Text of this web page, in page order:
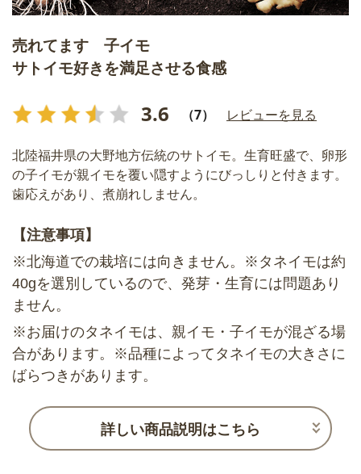
売れてます 子イモ
サトイモ好きを満足させる食感
3.6 （7） レビューを見る
北陸福井県の大野地方伝統のサトイモ。生育旺盛で、卵形
の子イモが親イモを覆い隠すようにびっしりと付きます。
歯応えがあり、煮崩れしません。
【注意事項】
※北海道での栽培には向きません。※タネイモは約
40gを選別しているので、発芽・生育には問題あり
ません。
※お届けのタネイモは、親イモ・子イモが混ざる場
合があります。※品種によってタネイモの大きさに
ばらつきがあります。
詳しい商品説明はこちら